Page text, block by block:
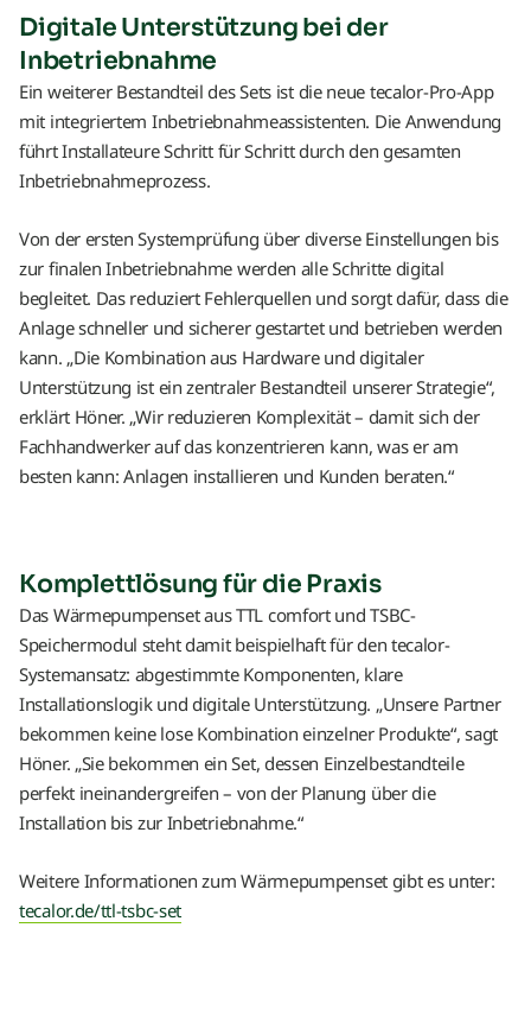
Digitale Unterstützung bei der
Inbetriebnahme
Ein weiterer Bestandteil des Sets ist die neue tecalor-Pro-App
mit integriertem Inbetriebnahmeassistenten. Die Anwendung
führt Installateure Schritt für Schritt durch den gesamten
Inbetriebnahmeprozess.
Von der ersten Systemprüfung über diverse Einstellungen bis
zur finalen Inbetriebnahme werden alle Schritte digital
begleitet. Das reduziert Fehlerquellen und sorgt dafür, dass die
Anlage schneller und sicherer gestartet und betrieben werden
kann. „Die Kombination aus Hardware und digitaler
Unterstützung ist ein zentraler Bestandteil unserer Strategie“,
erklärt Höner. „Wir reduzieren Komplexität – damit sich der
Fachhandwerker auf das konzentrieren kann, was er am
besten kann: Anlagen installieren und Kunden beraten.“
Komplettlösung für die Praxis
Das Wärmepumpenset aus TTL comfort und TSBC-
Speichermodul steht damit beispielhaft für den tecalor-
Systemansatz: abgestimmte Komponenten, klare
Installationslogik und digitale Unterstützung. „Unsere Partner
bekommen keine lose Kombination einzelner Produkte“, sagt
Höner. „Sie bekommen ein Set, dessen Einzelbestandteile
perfekt ineinandergreifen – von der Planung über die
Installation bis zur Inbetriebnahme.“
Weitere Informationen zum Wärmepumpenset gibt es unter:
tecalor.de/ttl-tsbc-set